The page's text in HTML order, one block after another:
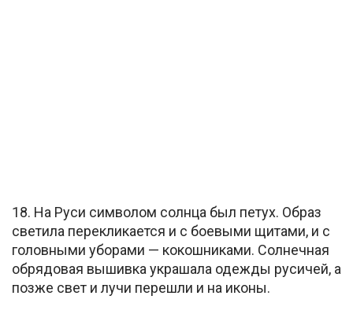
18. На Руси символом солнца был петух. Образ
светила перекликается и с боевыми щитами, и с
головными уборами — кокошниками. Солнечная
обрядовая вышивка украшала одежды русичей, а
позже свет и лучи перешли и на иконы.